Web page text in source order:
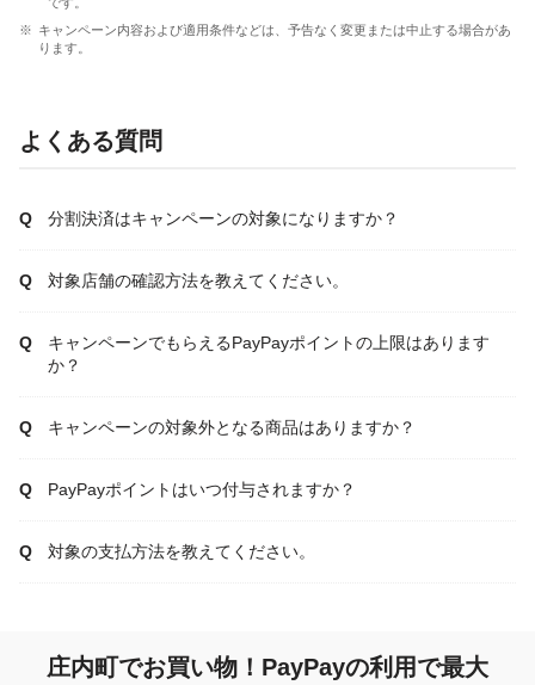
キャンペーン内容および適用条件などは、予告なく変更または中止する場合があ
ります。
よくある質問
分割決済はキャンペーンの対象になりますか？
対象店舗の確認方法を教えてください。
キャンペーンでもらえるPayPayポイントの上限はあります
か？
キャンペーンの対象外となる商品はありますか？
PayPayポイントはいつ付与されますか？
対象の支払方法を教えてください。
庄内町でお買い物！PayPayの利用で最大